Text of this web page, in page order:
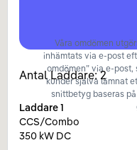
Våra omdömen
inhämtats via e-post
omdömen” via e-post,
kunder själva lämnat
snittbetyg baseras
Antal Laddare:2
Laddare1
CCS/Combo
350 kW DC